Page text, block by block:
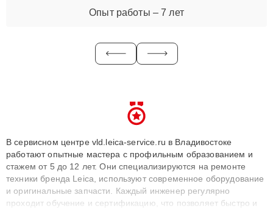
Опыт работы – 7 лет
В сервисном центре vld.leica-service.ru в Владивостоке
работают опытные мастера с профильным образованием и
стажем от 5 до 12 лет. Они специализируются на ремонте
техники бренда Leica, используют современное оборудование
и оригинальные запчасти. Каждый инженер регулярно
проходит обучение и сертификацию, что позволяет быстро и